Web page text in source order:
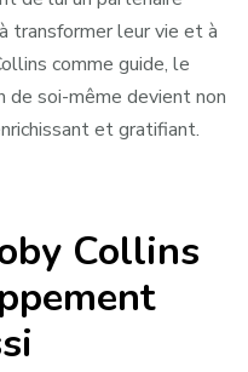
transformer leur vie et à
comme guide, le
de soi-même devient non
et gratifiant.
Collins